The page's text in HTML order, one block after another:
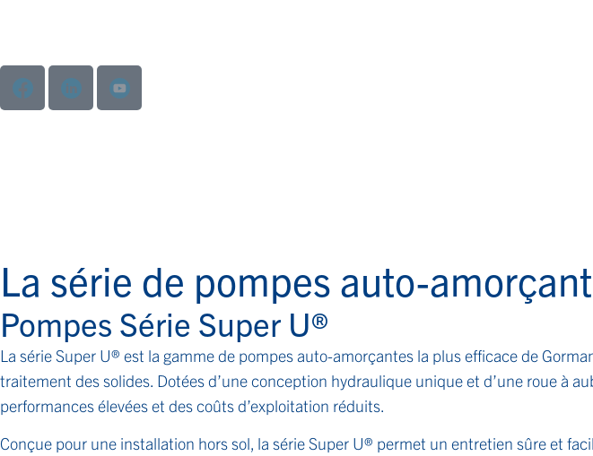
La série de pompes auto-
Pompes Série Super U®
La série Super U® est la gamme de pompes auto-amorçantes la plus efficace de
traitement des solides. Dotées d’une conception hydraulique unique et d’une roue à
performances élevées et des coûts d’exploitation réduits.
Conçue pour une installation hors sol, la série Super U® permet un entretien sûre et